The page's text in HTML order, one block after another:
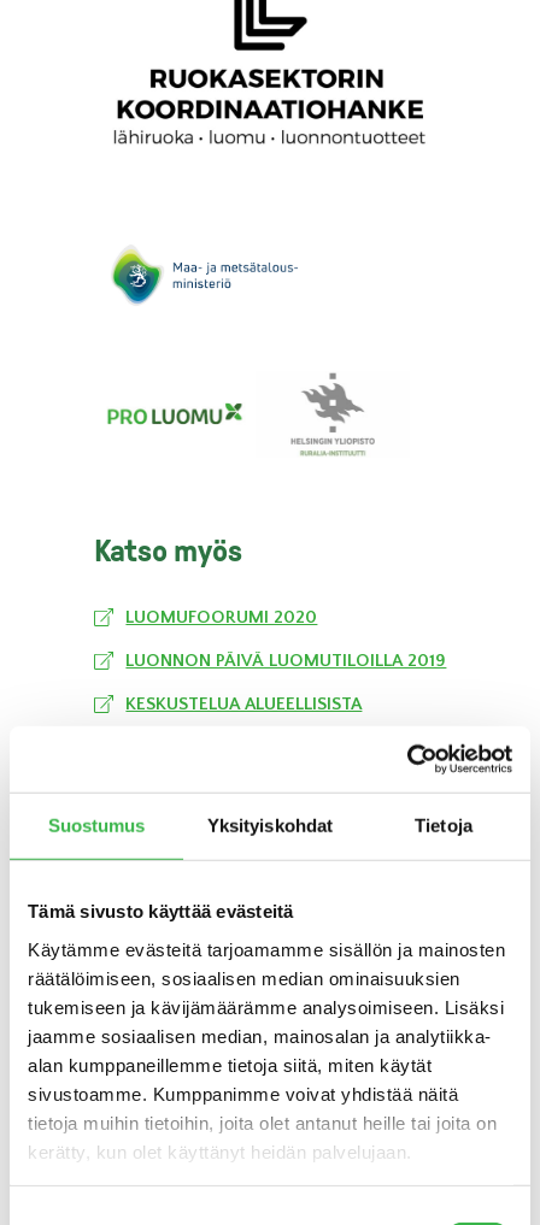
Suostumus Yksityiskohdat Tietoja
Tämä sivusto käyttää evästeitä
Käytämme evästeitä tarjoamamme sisällön ja mainosten
räätälöimiseen, sosiaalisen median ominaisuuksien
tukemiseen ja kävijämäärämme analysoimiseen. Lisäksi
jaamme sosiaalisen median, mainosalan ja analytiikka-
alan kumppaneillemme tietoja siitä, miten käytät
sivustoamme. Kumppanimme voivat yhdistää näitä
tietoja muihin tietoihin, joita olet antanut heille tai joita on
kerätty, kun olet käyttänyt heidän palvelujaan.
Katso myös
LUOMUFOORUMI 2020
LUONNON PÄIVÄ LUOMUTILOILLA 2019
KESKUSTELUA ALUEELLISISTA
RUOKA-ALA KASVUUN -TILAISUUDET
RUOKA-ALAN AJANKOHTAISET
LUOMUHÄRKÄPAPUVALMISTE VUOSIEN
YHTEISTYÖN TULOSTA
LUOMUTILAT KUTSUVAT KYLÄÄN
SUOMEN LUONNON PÄIVÄNÄ
KIINNOSTAAKO YÖ PETOAITAUKSESSA?
JOKA KYMMENES SUOMALAINEN
MAATILA ON LUOMUTILA